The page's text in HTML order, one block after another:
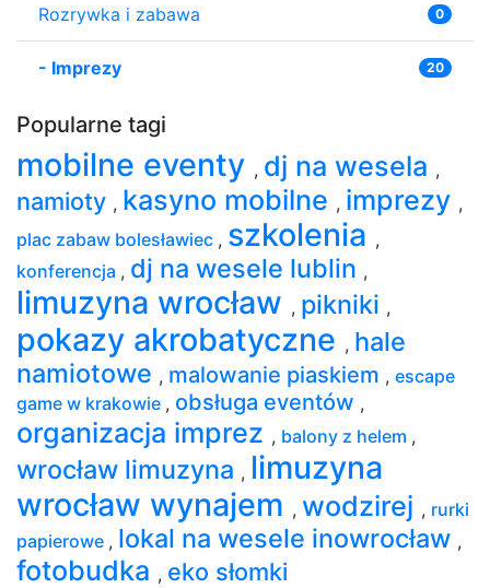
Rozrywka i zabawa 0
- Imprezy 20
Popularne tagi
mobilne eventy , dj na wesela ,
namioty , kasyno mobilne , imprezy ,
plac zabaw bolesławiec , szkolenia ,
konferencja , dj na wesele lublin ,
limuzyna wrocław , pikniki ,
pokazy akrobatyczne , hale
namiotowe , malowanie piaskiem , escape
game w krakowie , obsługa eventów ,
organizacja imprez , balony z helem ,
wrocław limuzyna , limuzyna
wrocław wynajem , wodzirej , rurki
papierowe , lokal na wesele inowrocław ,
fotobudka , eko słomki